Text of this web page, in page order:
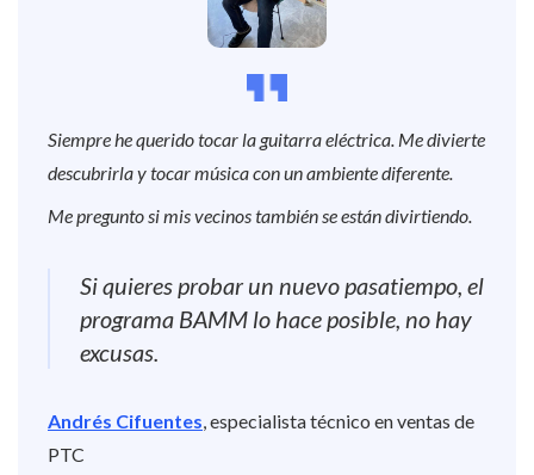
Siempre he querido tocar la guitarra eléctrica. Me divierte
descubrirla y tocar música con un ambiente diferente.
Me pregunto si mis vecinos también se están divirtiendo.
Si quieres probar un nuevo pasatiempo, el
programa BAMM lo hace posible, no hay
excusas.
Andrés Cifuentes, especialista técnico en ventas de
PTC